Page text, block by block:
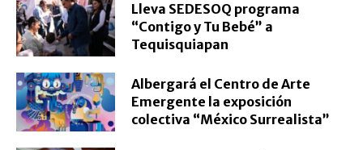
Lleva SEDESOQ programa
“Contigo y Tu Bebé” a
Tequisquiapan
Albergará el Centro de Arte
Emergente la exposición
colectiva “México Surrealista”